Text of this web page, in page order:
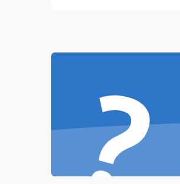
Программные сбои
Коммуникации и
?